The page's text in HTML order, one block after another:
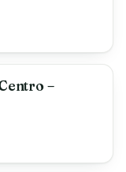
–